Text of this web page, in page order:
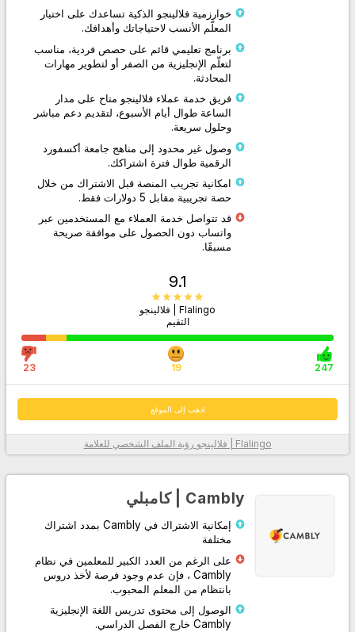
خوارزمية فلالينجو الذكية تساعدك على اختيار
المعلّم الأنسب لاحتياجاتك وأهدافك.
برنامج تعليمي قائم على حصص فردية، مناسب
لتعلّم الإنجليزية من الصفر أو لتطوير مهارات
المحادثة.
فريق خدمة عملاء فلالينجو متاح على مدار
الساعة طوال أيام الأسبوع، لتقديم دعم مباشر
وحلول سريعة.
وصول غير محدود إلى مناهج جامعة أكسفورد
الرقمية طوال فترة اشتراكك.
امكانية تجريب المنصة قبل الاشتراك من خلال
حصة تجريبية مقابل 5 دولارات فقط.
قد تتواصل خدمة العملاء مع المستخدمين عبر
واتساب دون الحصول على موافقة صريحة
مسبقًا.
9.1
Flalingo | فلالينجو
التقيم
247
19
23
اذهب إلى الموقع
بفضل خوارزمية Flalingo | فلالينجو الذكية لاختيار المعلم، والتي تحدد الأنسب
لك من بين أكثر من 1600 مدرس لغة إنجليزية محترف، فقد قاموا بإدراج
مع نظام الدورة المصمم لك لممارسة التحدث أو تعلم اللغة الإنجليزية بشكل
منهجي، فقد زادوا من كفاءة التعلم من خلال تسهيل متابعة الدرس عليك وعلى
من خلال توفير وصول غير محدود إلى محتوى مطبعة جامعة أكسفورد، فقد
دعموا نظامهم الأساسي بمواد احترافية مكتوبة ومسموعة ومرئية داخل
بفضل خدمة العملاء الخاصة بهم، والتي توفر دعمًا على مدار الساعة طوال
أيام الأسبوع عبر الهاتف وWhatsApp ونظام الدردشة الحية، يمكنهم حل
Flalingo | فلالينجو رؤية الملف الشخصي للعلامة
Cambly | كامبلي
إمكانية الاشتراك في Cambly بمدد اشتراك
مختلفة
على الرغم من العدد الكبير للمعلمين في نظام
Cambly ، فإن عدم وجود فرصة لأخذ دروس
بانتظام من المعلم المحبوب.
الوصول إلى محتوى تدريس اللغة الإنجليزية
Cambly خارج الفصل الدراسي.